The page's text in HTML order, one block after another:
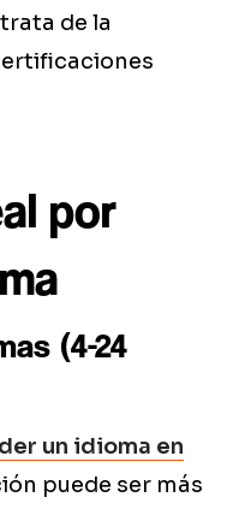
de la
por
(4-24
un idioma en
puede ser más